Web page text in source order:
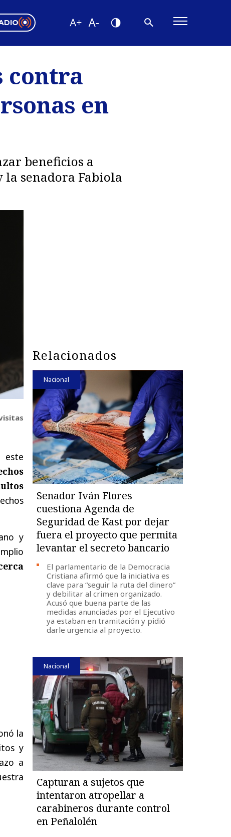
contra
en
beneficios a
la senadora Fabiola
este
y
la
y
a
Relacionados
Nacional
Senador Iván Flores
cuestiona Agenda de
Seguridad de Kast por dejar
fuera el proyecto que permita
levantar el secreto bancario
El parlamentario de la Democracia
Cristiana afirmó que la iniciativa es
clave para “seguir la ruta del dinero”
y debilitar al crimen organizado.
Acusó que buena parte de las
medidas anunciadas por el Ejecutivo
ya estaban en tramitación y pidió
darle urgencia al proyecto.
Nacional
Capturan a sujetos que
intentaron atropellar a
carabineros durante control
en Peñalolén